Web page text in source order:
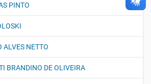
PINTO
ALVES NETTO
BRANDINO DE OLIVEIRA